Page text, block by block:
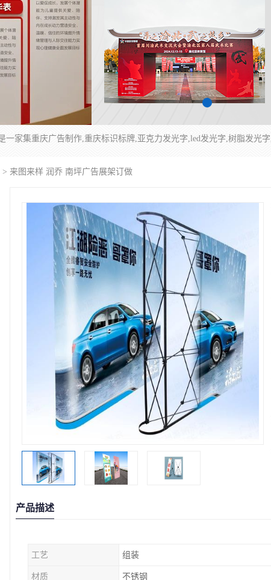
> 来图来样 润乔 南坪广告展架订做
产品描述
工艺 组装
材质 不锈钢